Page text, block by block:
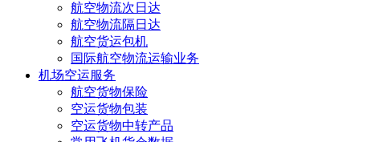
航空物流次日达
航空物流隔日达
航空货运包机
国际航空物流运输业务
机场空运服务
航空货物保险
空运货物包装
空运货物中转产品